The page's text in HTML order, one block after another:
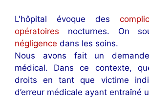
L'hôpital évoque des
opératoires nocturnes. On
négligence dans les soins.
Nous avons fait un
médical. Dans ce contexte,
droits en tant que victime
d’erreur médicale ayant entraîné